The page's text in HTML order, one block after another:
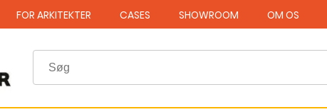
FOR ARKITEKTER CASES SHOWROOM OM OS